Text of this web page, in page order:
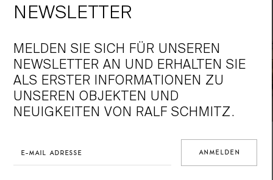
Für ausgewählte Projekte arbeiten wir mit weltbekannten
kreativen Partnern und Unternehmen zusammen. So hat das
italienische Luxuslabel Bottega Veneta unter der Leitung von
NEWSLETTER
MELDEN SIE SICH FÜR UNSEREN
NEWSLETTER AN UND ERHALTEN SIE
ALS ERSTER INFORMATIONEN ZU
UNSEREN OBJEKTEN UND
NEUIGKEITEN VON RALF SCHMITZ.